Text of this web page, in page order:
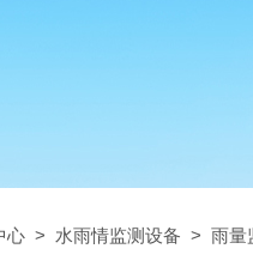
心 > 水雨情监测设备 > 雨量